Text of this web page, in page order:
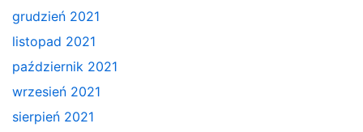
grudzień 2021
listopad 2021
październik 2021
wrzesień 2021
sierpień 2021